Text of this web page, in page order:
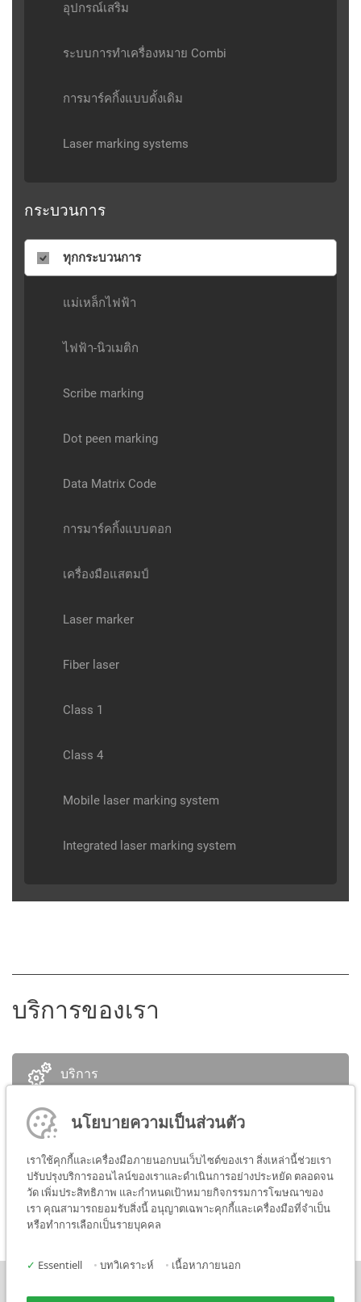
อุปกรณ์เสริม
ระบบการทำเครื่องหมาย Combi
การมาร์คกิ้งแบบดั้งเดิม
Laser marking systems
กระบวนการ
ทุกกระบวนการ
แม่เหล็กไฟฟ้า
ไฟฟ้า-นิวเมติก
Scribe marking
Dot peen marking
Data Matrix Code
การมาร์คกิ้งแบบตอก
เครื่องมือแสตมป์
Laser marker
Fiber laser
Class 1
Class 4
Mobile laser marking system
Integrated laser marking system
บริการของเรา
บริการ
บุคคลที่ติดต่อ
Media
นโยบายความเป็นส่วนตัว
เราใช้คุกกี้และเครื่องมือภายนอกบนเว็บไซต์ของเรา สิ่งเหล่านี้ช่วยเรา
ปรับปรุงบริการออนไลน์ของเราและดำเนินการอย่างประหยัด ตลอดจน
วัด เพิ่มประสิทธิภาพ และกำหนดเป้าหมายกิจกรรมการโฆษณาของ
เรา คุณสามารถยอมรับสิ่งนี้ อนุญาตเฉพาะคุกกี้และเครื่องมือที่จำเป็น
หรือทำการเลือกเป็นรายบุคคล
✓ Essentiell • บทวิเคราะห์ • เนื้อหาภายนอก